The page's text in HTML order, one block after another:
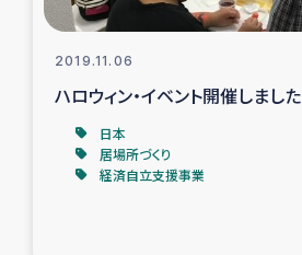
2019.11.06
ハロウィン・イベント開催しました
日本
居場所づくり
経済自立支援事業